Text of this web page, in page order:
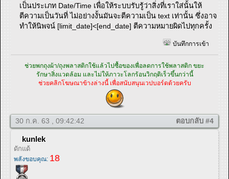
เป็นประเภท Date/Time เพื่อให้ระบบรับรู้ว่าสิ่งที่เราใส่นั้นให้
ตีความเป็นวันที่ ไม่อย่างงั้นมันจะตีความเป็น text เท่านั้น ซึ่งอาจ
ทำให้นิพจน์ [limit_date]<[end_date] ตีความหมายผิดไปทุกครั้ง
บันทึกการเข้า
ช่วยพกถุงผ้า/ถุงพลาสติกใช้แล้วไปซื้อของเพื่อลดการใช้พลาสติก ขยะ
รักษาสิ่งแวดล้อม และไม่ให้ภาวะโลกร้อนวิกฤติเร็วขึ้นกว่านี้
ช่วยคลิกโฆษณาข้างล่างนี้ เพื่อสนับสนุนเวปบอร์ดด้วยครับ
30 ก.ค. 63 , 09:42:42 ตอบกลับ #4
kunlek
ดักแด้
พลังขอบคุณ: 18